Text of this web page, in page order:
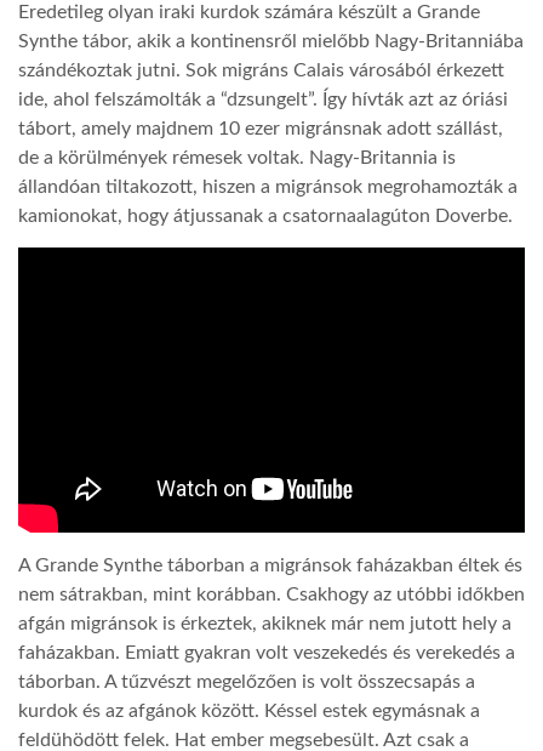
GLOBOZSARU
DOBRAVERO.HU
Eredetileg olyan iraki kurdok számára készült a Grande
Synthe tábor, akik a kontinensről mielőbb Nagy-Britanniába
szándékoztak jutni. Sok migráns Calais városából érkezett
ide, ahol felszámolták a “dzsungelt”. Így hívták azt az óriási
tábort, amely majdnem 10 ezer migránsnak adott szállást,
de a körülmények rémesek voltak. Nagy-Britannia is
állandóan tiltakozott, hiszen a migránsok megrohamozták a
kamionokat, hogy átjussanak a csatornaalagúton Doverbe.
A Grande Synthe táborban a migránsok faházakban éltek és
nem sátrakban, mint korábban. Csakhogy az utóbbi időkben
afgán migránsok is érkeztek, akiknek már nem jutott hely a
faházakban. Emiatt gyakran volt veszekedés és verekedés a
táborban. A tűzvészt megelőzően is volt összecsapás a
kurdok és az afgánok között. Késsel estek egymásnak a
feldühödött felek. Hat ember megsebesült. Azt csak a